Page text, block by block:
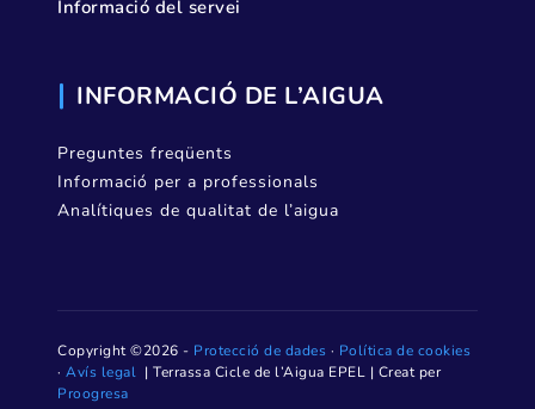
Informació del servei
INFORMACIÓ DE L’AIGUA
Preguntes freqüents
Informació per a professionals
Analítiques de qualitat de l’aigua
Copyright ©2026 - Protecció de dades · Política de cookies
· Avís legal | Terrassa Cicle de l’Aigua EPEL | Creat per
Proogresa